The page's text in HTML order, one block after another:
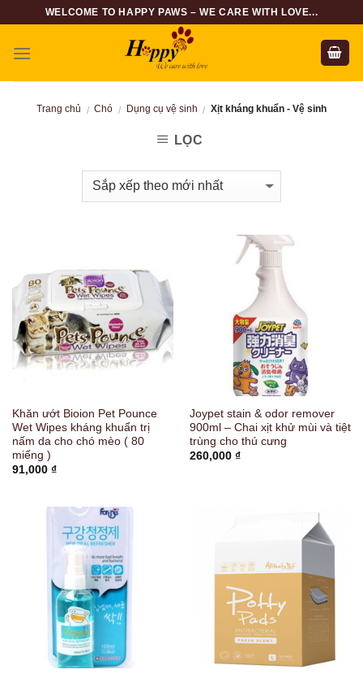
content
WELCOME TO HAPPY PAWS – WE CARE WITH LOVE...
Trang chủ / Chó / Dụng cụ vệ sinh / Xịt kháng khuẩn - Vệ sinh
LỌC
Khăn ướt Bioion Pet Pounce
Wet Wipes kháng khuẩn trị
nấm da cho chó mèo ( 80
miếng )
91,000 ₫
Joypet stain & odor remover
900ml – Chai xịt khử mùi và tiệt
trùng cho thú cưng
260,000 ₫